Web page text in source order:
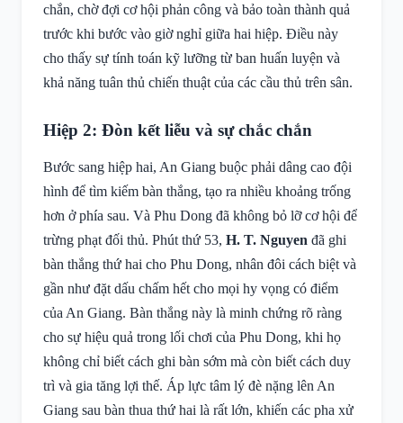
chắn, chờ đợi cơ hội phản công và bảo toàn thành quả
trước khi bước vào giờ nghỉ giữa hai hiệp. Điều này
cho thấy sự tính toán kỹ lưỡng từ ban huấn luyện và
khả năng tuân thủ chiến thuật của các cầu thủ trên sân.
Hiệp 2: Đòn kết liễu và sự chắc chắn
Bước sang hiệp hai, An Giang buộc phải dâng cao đội
hình để tìm kiếm bàn thắng, tạo ra nhiều khoảng trống
hơn ở phía sau. Và Phu Dong đã không bỏ lỡ cơ hội để
trừng phạt đối thủ. Phút thứ 53, H. T. Nguyen đã ghi
bàn thắng thứ hai cho Phu Dong, nhân đôi cách biệt và
gần như đặt dấu chấm hết cho mọi hy vọng có điểm
của An Giang. Bàn thắng này là minh chứng rõ ràng
cho sự hiệu quả trong lối chơi của Phu Dong, khi họ
không chỉ biết cách ghi bàn sớm mà còn biết cách duy
trì và gia tăng lợi thế. Áp lực tâm lý đè nặng lên An
Giang sau bàn thua thứ hai là rất lớn, khiến các pha xử